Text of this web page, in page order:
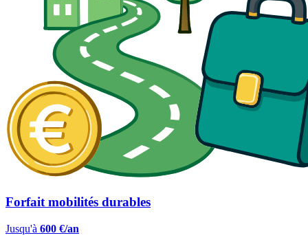
Forfait mobilités durables
Jusqu'à 600 €/an